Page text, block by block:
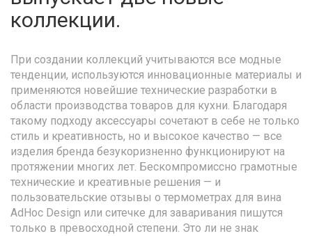
коллекции.
При создании коллекций учитываются все модные
тенденции, используются инновационные материалы и
применяются новейшие технические разработки в
области производства товаров для кухни. Благодаря
такому подходу аксессуары сочетают в себе не только
стиль и креативность, но и высокое качество — все
изделия бренда безукоризненно функционируют на
протяжении многих лет. Бескомпромиссно грамотные
технические и креативные решения — и
пользовательские отзывы о термометрах для вина
AdHoc Design или ситечке для заваривания пишутся
только в превосходной степени. Это ли не знак